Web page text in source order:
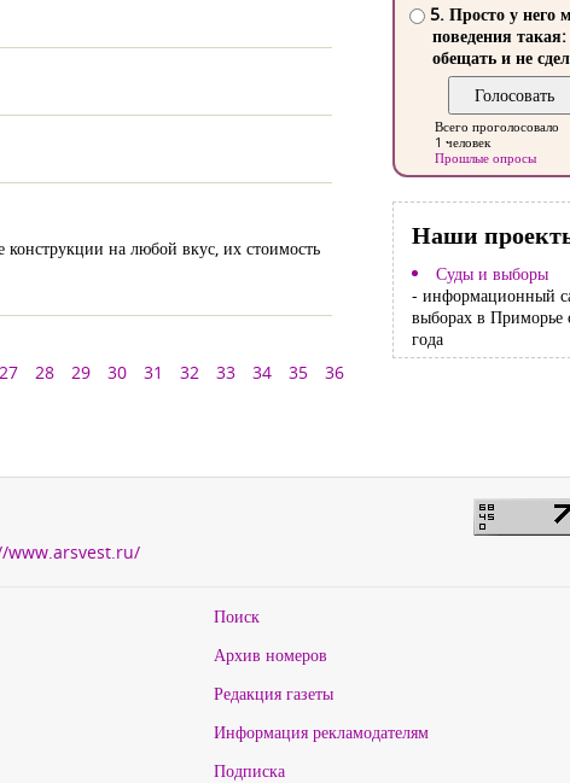
на любой вкус, их стоимость
27 28 29 30 31 32 33 34 35
36
5. Просто у него
поведения такая:
обещать и не
Всего проголосовало
1 человек
Прошлые опросы
Наши
Суды и выборы
- информационный
выборах в Приморье
года
www.arsvest.ru/
Поиск
Архив номеров
Редакция газеты
Информация рекламодателям
Подписка